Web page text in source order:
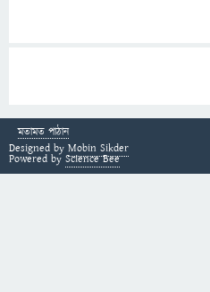
মতামত পাঠান
Designed by Mobin Sikder
Powered by Science Bee